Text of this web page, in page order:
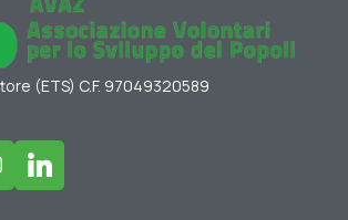
(ETS) C.F. 97049320589